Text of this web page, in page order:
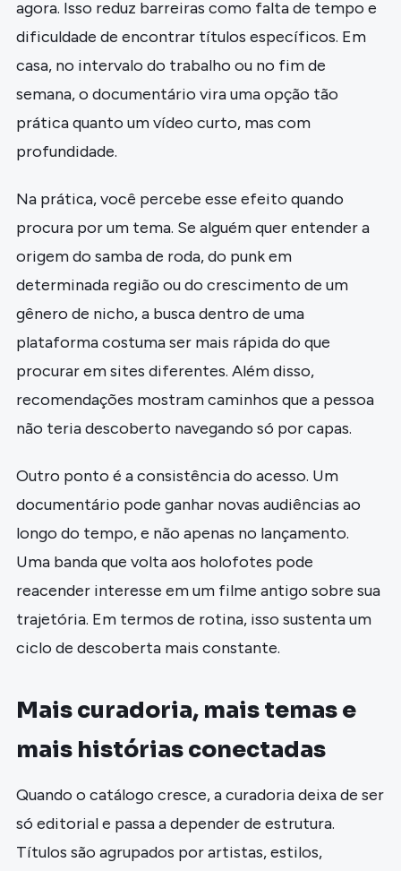
agora. Isso reduz barreiras como falta de tempo e
dificuldade de encontrar títulos específicos. Em
casa, no intervalo do trabalho ou no fim de
semana, o documentário vira uma opção tão
prática quanto um vídeo curto, mas com
profundidade.
Na prática, você percebe esse efeito quando
procura por um tema. Se alguém quer entender a
origem do samba de roda, do punk em
determinada região ou do crescimento de um
gênero de nicho, a busca dentro de uma
plataforma costuma ser mais rápida do que
procurar em sites diferentes. Além disso,
recomendações mostram caminhos que a pessoa
não teria descoberto navegando só por capas.
Outro ponto é a consistência do acesso. Um
documentário pode ganhar novas audiências ao
longo do tempo, e não apenas no lançamento.
Uma banda que volta aos holofotes pode
reacender interesse em um filme antigo sobre sua
trajetória. Em termos de rotina, isso sustenta um
ciclo de descoberta mais constante.
Mais curadoria, mais temas e
mais histórias conectadas
Quando o catálogo cresce, a curadoria deixa de ser
só editorial e passa a depender de estrutura.
Títulos são agrupados por artistas, estilos,